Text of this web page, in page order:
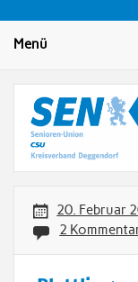
Menü
20. Februar
2